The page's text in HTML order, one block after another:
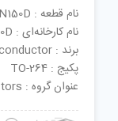
نام قطعه : FGL40N150D
نام کارخانه‌ای : FGL40N150D
برند : Fairchild Semiconductor
پکیج : TO-264
عنوان گروه : IGBT Transistors